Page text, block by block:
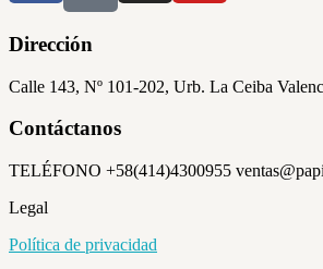
Dirección
Calle 143, Nº 101-202, Urb. La Ceiba
Contáctanos
TELÉFONO +58(414)4300955
Legal
Política de privacidad